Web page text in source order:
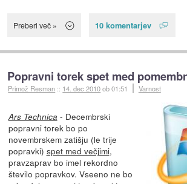
Preberi več » 10 komentarjev
Popravni torek spet med
Primož Resman :: 14. dec 2010ob 01:51 Varnost
Ars Technica - Decembrski
popravni torek bo po
novembrskem zatišju (le trije
popravki) spet med večjimi,
pravzaprav bo imel rekordno
število popravkov. Vseeno ne bo